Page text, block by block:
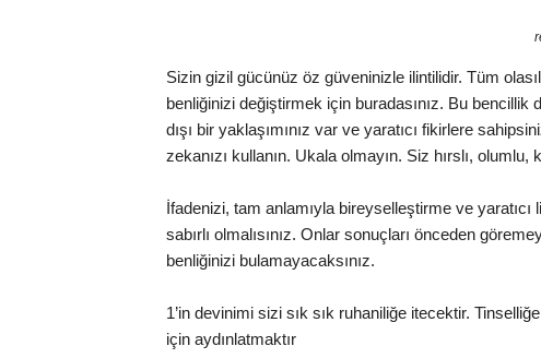
Sizin gizil gücünüz öz güveninizle ilintilidir. Tüm
benliğinizi değiştirmek için buradasınız. Bu bencillik
dışı bir yaklaşımınız var ve yaratıcı fikirlere
zekanızı kullanın. Ukala olmayın. Siz hırslı,
İfadenizi, tam anlamıyla bireyselleştirme ve yaratıcı
sabırlı olmalısınız. Onlar sonuçları önceden
benliğinizi bulamayacaksınız.
1’in devinimi sizi sık sık ruhaniliğe itecektir.
için aydınlatmaktır